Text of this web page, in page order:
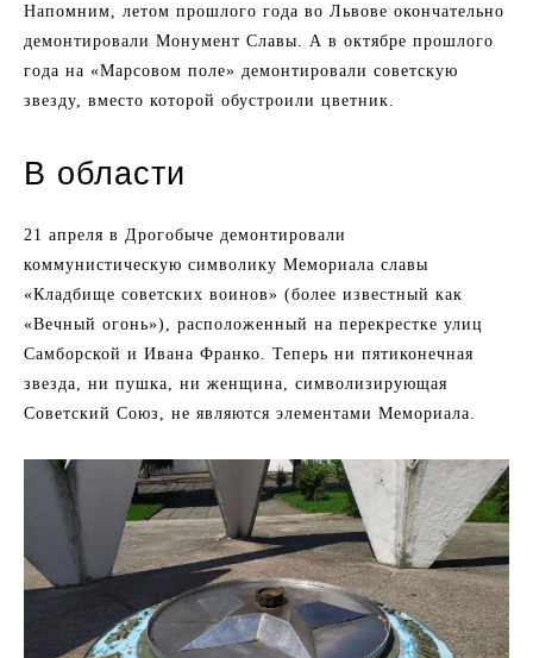
Напомним, летом прошлого года во Львове окончательно
демонтировали Монумент Славы. А в октябре прошлого
года на «Марсовом поле» демонтировали советскую
звезду, вместо которой обустроили цветник.
В области
21 апреля в Дрогобыче демонтировали
коммунистическую символику Мемориала славы
«Кладбище советских воинов» (более известный как
«Вечный огонь»), расположенный на перекрестке улиц
Самборской и Ивана Франко. Теперь ни пятиконечная
звезда, ни пушка, ни женщина, символизирующая
Советский Союз, не являются элементами Мемориала.